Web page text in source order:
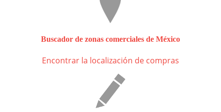
Buscador de zonas comerciales de México
Encontrar la localización de compras